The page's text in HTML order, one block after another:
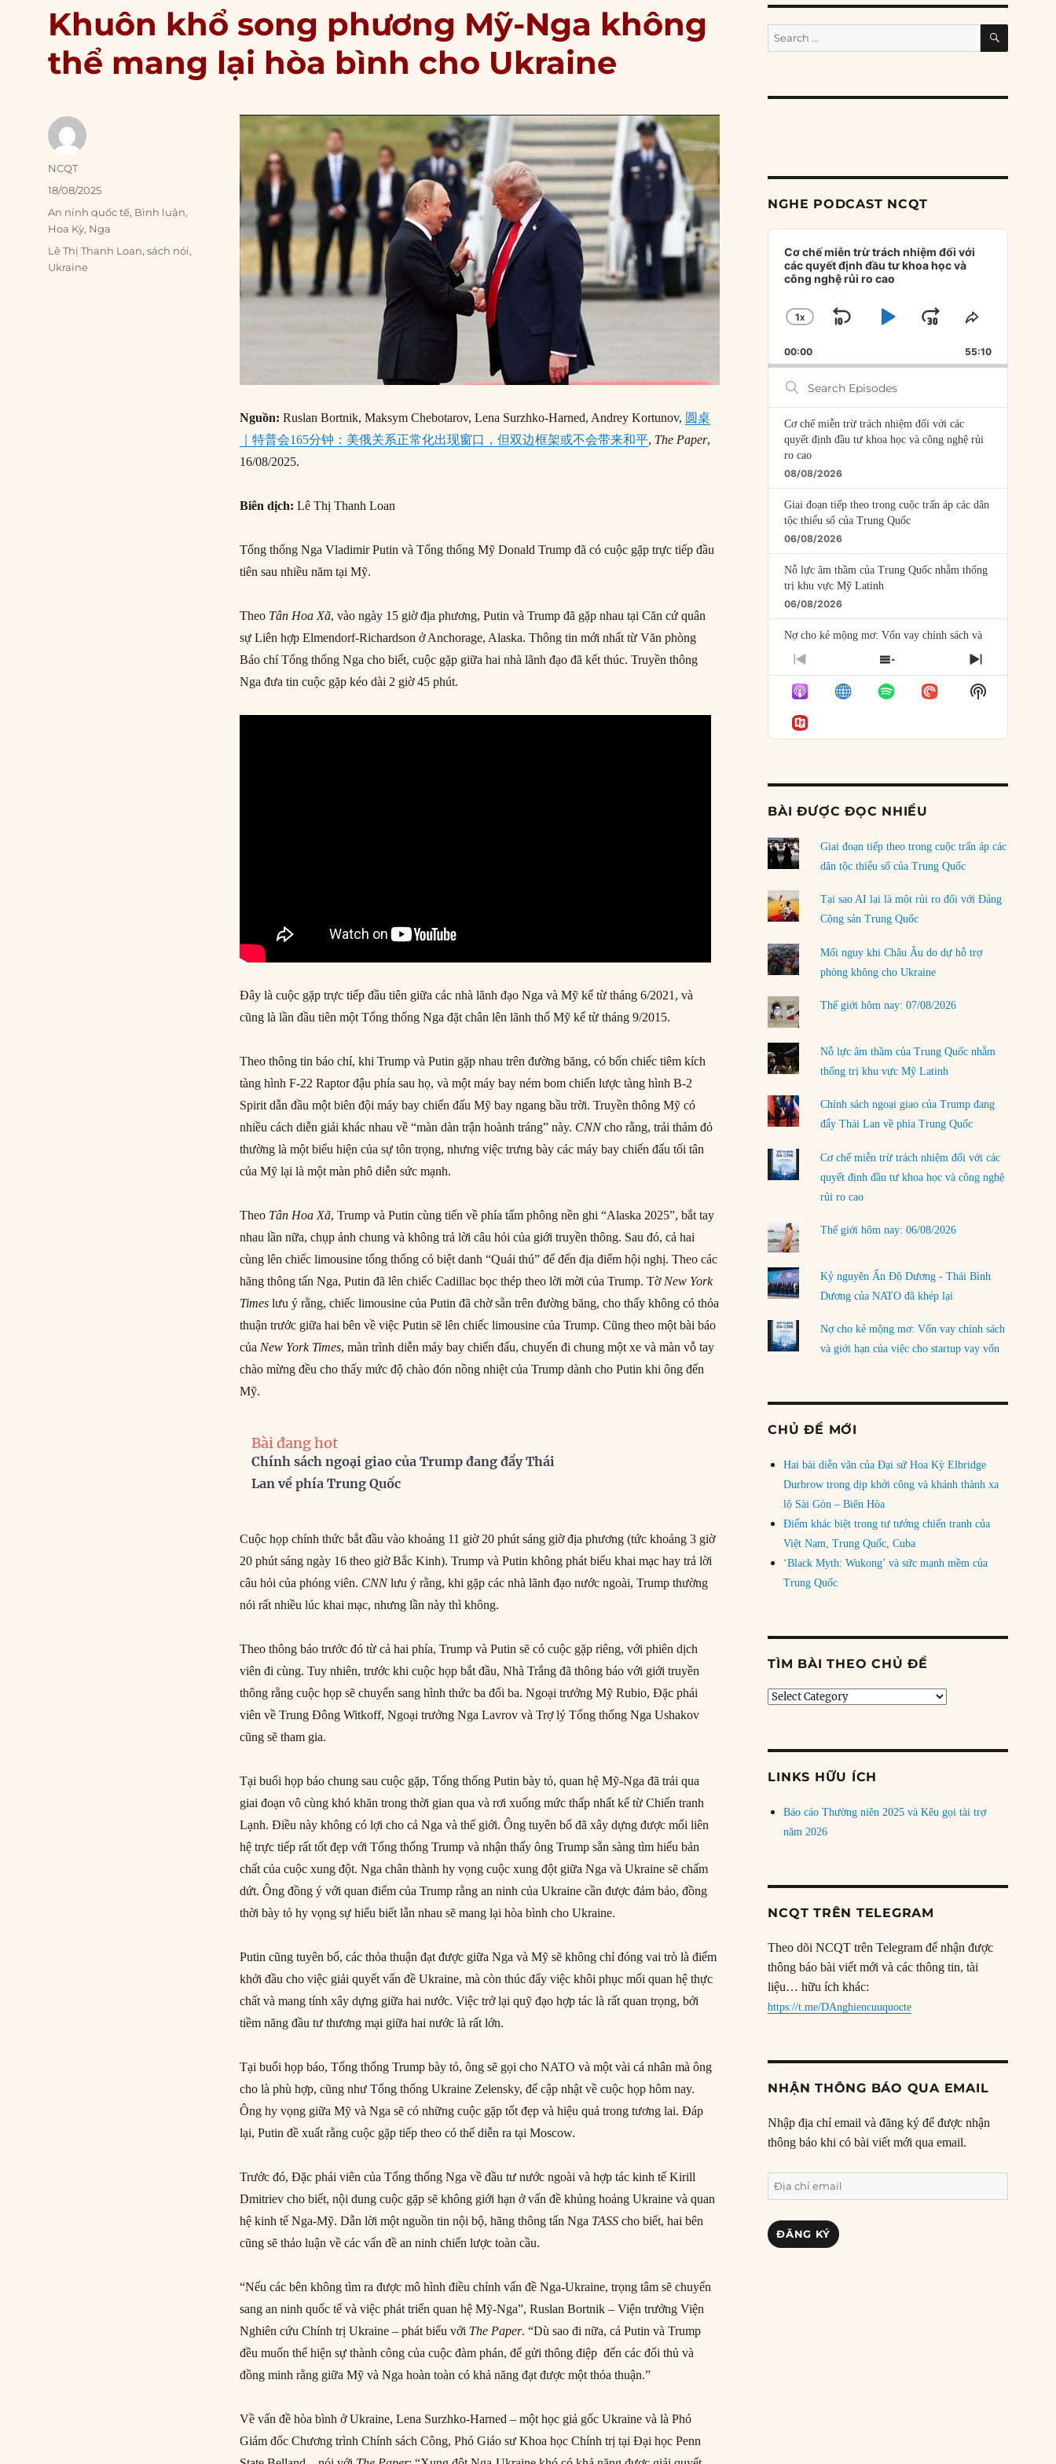
Khuôn khổ song phương Mỹ-Nga không
thể mang lại hòa bình cho Ukraine
Nguồn:Ruslan Bortnik, Maksym Chebotarov, Lena Surzhko-Harned, Andrey Kortunov, 圆桌
｜特普会165分钟：美俄关系正常化出现窗口，但双边框架或不会带来和平, The Paper,
16/08/2025.
Biên dịch: Lê Thị Thanh Loan
Tổng thống Nga Vladimir Putin và Tổng thống Mỹ Donald Trump đã có cuộc gặp trực tiếp đầu
tiên sau nhiều năm tại Mỹ.
Theo Tân Hoa Xã, vào ngày 15 giờ địa phương, Putin và Trump đã gặp nhau tại Căn cứ quân
sự Liên hợp Elmendorf-Richardson ở Anchorage, Alaska. Thông tin mới nhất từ Văn phòng
Báo chí Tổng thống Nga cho biết, cuộc gặp giữa hai nhà lãnh đạo đã kết thúc. Truyền thông
Nga đưa tin cuộc gặp kéo dài 2 giờ 45 phút.
Đây là cuộc gặp trực tiếp đầu tiên giữa các nhà lãnh đạo Nga và Mỹ kể từ tháng 6/2021, và
cũng là lần đầu tiên một Tổng thống Nga đặt chân lên lãnh thổ Mỹ kể từ tháng 9/2015.
Theo thông tin báo chí, khi Trump và Putin gặp nhau trên đường băng, có bốn chiếc tiêm kích
tàng hình F-22 Raptor đậu phía sau họ, và một máy bay ném bom chiến lược tàng hình B-2
Spirit dẫn đầu một biên đội máy bay chiến đấu Mỹ bay ngang bầu trời. Truyền thông Mỹ có
nhiều cách diễn giải khác nhau về “màn dàn trận hoành tráng” này. CNNcho rằng, trải thảm đỏ
thường là một biểu hiện của sự tôn trọng, nhưng việc trưng bày các máy bay chiến đấu tối tân
của Mỹ lại là một màn phô diễn sức mạnh.
Theo Tân Hoa Xã, Trump và Putin cùng tiến về phía tấm phông nền ghi “Alaska 2025”, bắt tay
nhau lần nữa, chụp ảnh chung và không trả lời câu hỏi của giới truyền thông. Sau đó, cả hai
cùng lên chiếc limousine tổng thống có biệt danh “Quái thú” để đến địa điểm hội nghị. Theo các
hãng thông tấn Nga, Putin đã lên chiếc Cadillac bọc thép theo lời mời của Trump. Tờ New York
Timeslưu ý rằng, chiếc limousine của Putin đã chờ sẵn trên đường băng, cho thấy không có thỏa
thuận trước giữa hai bên về việc Putin sẽ lên chiếc limousine của Trump. Cũng theo một bài báo
của New York Times, màn trình diễn máy bay chiến đấu, chuyến đi chung một xe và màn vỗ tay
chào mừng đều cho thấy mức độ chào đón nồng nhiệt của Trump dành cho Putin khi ông đến
Mỹ.
Bài đang hot
Chính sách ngoại giao của Trump đang đẩy Thái
Lan về phía Trung Quốc
Cuộc họp chính thức bắt đầu vào khoảng 11 giờ 20 phút sáng giờ địa phương (tức khoảng 3 giờ
20 phút sáng ngày 16 theo giờ Bắc Kinh). Trump và Putin không phát biểu khai mạc hay trả lời
câu hỏi của phóng viên. CNNlưu ý rằng, khi gặp các nhà lãnh đạo nước ngoài, Trump thường
nói rất nhiều lúc khai mạc, nhưng lần này thì không.
Theo thông báo trước đó từ cả hai phía, Trump và Putin sẽ có cuộc gặp riêng, với phiên dịch
viên đi cùng. Tuy nhiên, trước khi cuộc họp bắt đầu, Nhà Trắng đã thông báo với giới truyền
thông rằng cuộc họp sẽ chuyển sang hình thức ba đối ba. Ngoại trưởng Mỹ Rubio, Đặc phái
viên về Trung Đông Witkoff, Ngoại trưởng Nga Lavrov và Trợ lý Tổng thống Nga Ushakov
cũng sẽ tham gia.
Tại buổi họp báo chung sau cuộc gặp, Tổng thống Putin bày tỏ, quan hệ Mỹ-Nga đã trải qua
giai đoạn vô cùng khó khăn trong thời gian qua và rơi xuống mức thấp nhất kể từ Chiến tranh
Lạnh. Điều này không có lợi cho cả Nga và thế giới. Ông tuyên bố đã xây dựng được mối liên
hệ trực tiếp rất tốt đẹp với Tổng thống Trump và nhận thấy ông Trump sẵn sàng tìm hiểu bản
chất của cuộc xung đột. Nga chân thành hy vọng cuộc xung đột giữa Nga và Ukraine sẽ chấm
dứt. Ông đồng ý với quan điểm của Trump rằng an ninh của Ukraine cần được đảm bảo, đồng
thời bày tỏ hy vọng sự hiểu biết lẫn nhau sẽ mang lại hòa bình cho Ukraine.
Putin cũng tuyên bố, các thỏa thuận đạt được giữa Nga và Mỹ sẽ không chỉ đóng vai trò là điểm
khởi đầu cho việc giải quyết vấn đề Ukraine, mà còn thúc đẩy việc khôi phục mối quan hệ thực
chất và mang tính xây dựng giữa hai nước. Việc trở lại quỹ đạo hợp tác là rất quan trọng, bởi
tiềm năng đầu tư thương mại giữa hai nước là rất lớn.
Tại buổi họp báo, Tổng thống Trump bày tỏ, ông sẽ gọi cho NATO và một vài cá nhân mà ông
cho là phù hợp, cũng như Tổng thống Ukraine Zelensky, để cập nhật về cuộc họp hôm nay.
Ông hy vọng giữa Mỹ và Nga sẽ có những cuộc gặp tốt đẹp và hiệu quả trong tương lai. Đáp
lại, Putin đề xuất rằng cuộc gặp tiếp theo có thể diễn ra tại Moscow.
Trước đó, Đặc phái viên của Tổng thống Nga về đầu tư nước ngoài và hợp tác kinh tế Kirill
Dmitriev cho biết, nội dung cuộc gặp sẽ không giới hạn ở vấn đề khủng hoảng Ukraine và quan
hệ kinh tế Nga-Mỹ. Dẫn lời một nguồn tin nội bộ, hãng thông tấn Nga TASS cho biết, hai bên
cũng sẽ thảo luận về các vấn đề an ninh chiến lược toàn cầu.
“Nếu các bên không tìm ra được mô hình điều chỉnh vấn đề Nga-Ukraine, trọng tâm sẽ chuyển
sang an ninh quốc tế và việc phát triển quan hệ Mỹ-Nga”, Ruslan Bortnik – Viện trưởng Viện
Nghiên cứu Chính trị Ukraine – phát biểu với The Paper. “Dù sao đi nữa, cả Putin và Trump
đều muốn thể hiện sự thành công của cuộc đàm phán, để gửi thông điệp đến các đối thủ và
đồng minh rằng giữa Mỹ và Nga hoàn toàn có khả năng đạt được một thỏa thuận.”
Về vấn đề hòa bình ở Ukraine, Lena Surzhko-Harned – một học giả gốc Ukraine và là Phó
Giám đốc Chương trình Chính sách Công, Phó Giáo sư Khoa học Chính trị tại Đại học Penn
Author
NCQT
Posted
18/08/2025
Categories
An ninh quốc tế, Bình luận,
Hoa Kỳ, Nga
Tags
Lê Thị Thanh Loan,sách nói,
Ukraine
Search
for:
SEARCH
NGHE PODCAST NCQT
Audio
Player
Cơ chế miễn trừ trách nhiệm đối với
các quyết định đầu tư khoa học và
công nghệ rủi ro cao
CHANGE
RATE
1X
SKIP
BACKWARD
PLAYJUMP
FORWARD
SHARE
EPISODE
00:00 55:10
Search
Episodes
Cơ chế miễn trừ trách nhiệm đối với các
quyết định đầu tư khoa học và công nghệ rủi
ro cao
08/08/2026
Giai đoạn tiếp theo trong cuộc trấn áp các dân
tộc thiểu số của Trung Quốc
06/08/2026
Nỗ lực âm thầm của Trung Quốc nhằm thống
trị khu vực Mỹ Latinh
06/08/2026
Nợ cho kẻ mộng mơ: Vốn vay chính sách và
giới hạn của việc cho startup vay vốn
Mỹ Latinh đang trở thành “phòng thí nghiệm”
của phe cánh hữu mới
04/08/2026
Ngoại trưởng Nhật Bản?
Dương
03/08/2026
Đặt cược vào thất bại: Các quỹ đầu tư mạo
hiểm quốc gia và khía cạnh chính trị của vốn
02/08/2026
Làm thế nào để kết thúc Chiến tranh Iran?
01/08/2026
Chiến lược kế tiếp của Bắc Kinh ở Biển Đông
31/07/2026
LOAD MORE
PREVIOUS
EPISODE
SHOW
EPISODES
LIST
NEXT
EPISODE
Show
Podcast
BÀI ĐƯỢC ĐỌC NHIỀU
Giai đoạn tiếp theo trong cuộc trấn áp các
dân tộc thiểu số của Trung Quốc
Tại sao AI lại là một rủi ro đối với Đảng
Cộng sản Trung Quốc
Mối nguy khi Châu Âu do dự hỗ trợ
phòng không cho Ukraine
Thế giới hôm nay: 07/08/2026
Nỗ lực âm thầm của Trung Quốc nhằm
thống trị khu vực Mỹ Latinh
Chính sách ngoại giao của Trump đang
đẩy Thái Lan về phía Trung Quốc
Cơ chế miễn trừ trách nhiệm đối với các
quyết định đầu tư khoa học và công nghệ
rủi ro cao
Thế giới hôm nay: 06/08/2026
Kỷ nguyên Ấn Độ Dương - Thái Bình
Dương của NATO đã khép lại
Nợ cho kẻ mộng mơ: Vốn vay chính sách
và giới hạn của việc cho startup vay vốn
CHỦ ĐỀ MỚI
Hai bài diễn văn của Đại sứ Hoa Kỳ Elbridge
Durbrow trong dịp khởi công và khánh thành xa
lộ Sài Gòn – Biên Hòa
Điểm khác biệt trong tư tưởng chiến tranh của
Việt Nam, Trung Quốc, Cuba
‘Black Myth: Wukong’ và sức mạnh mềm của
Trung Quốc
TÌM BÀI THEO CHỦ ĐỀ
Tìm
LINKS HỮU ÍCH
Báo cáo Thường niên 2025 và Kêu gọi tài trợ
năm 2026
NCQT TRÊN TELEGRAM
Theo dõi NCQT trên Telegram để nhận được
thông báo bài viết mới và các thông tin, tài
liệu… hữu ích khác:
https://t.me/DAnghiencuuquocte
NHẬN THÔNG BÁO QUA EMAIL
Nhập địa chỉ email và đăng ký để được nhận
thông báo khi có bài viết mới qua email.
Địa
chỉ
email
ĐĂNG KÝ